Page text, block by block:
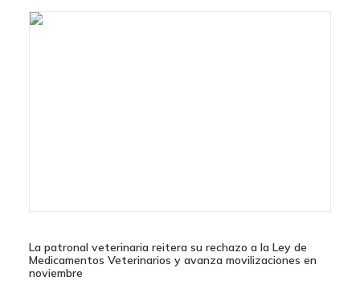
La patronal veterinaria reitera su rechazo a la Ley de
Medicamentos Veterinarios y avanza movilizaciones en
noviembre